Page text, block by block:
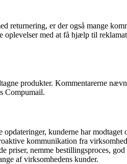
returnering, er der også mange
med at få hjælp til
produkter. Kommentarerne
Compumail.
kunderne har
kommunikation fra
nemme bestillingsproces,
af virksomhedens kunder.